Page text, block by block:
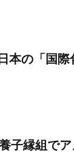
本の「国
子縁組で